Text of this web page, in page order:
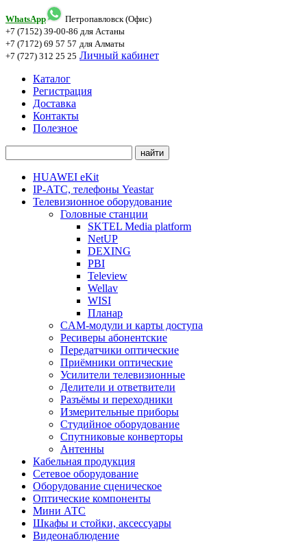
WhatsApp
Петропавловск (Офис)
+7 (7152) 39-00-86 для Астаны
+7 (7172) 69 57 57 для Алматы
+7 (727) 312 25 25 Личный кабинет
Каталог
Регистрация
Доставка
Контакты
Полезное
HUAWEI eKit
IP-АТС, телефоны Yeastar
Телевизионное оборудование
Головные станции
SKTEL Media platform
NetUP
DEXING
PBI
Teleview
Wellav
WISI
Планар
CAM-модули и карты доступа
Ресиверы абонентские
Передатчики оптические
Приёмники оптические
Усилители телевизионные
Делители и ответвители
Разъёмы и переходники
Измерительные приборы
Студийное оборудование
Спутниковые конверторы
Антенны
Кабельная продукция
Сетевое оборудование
Оборудование сценическое
Оптические компоненты
Мини АТС
Шкафы и стойки, аксессуары
Видеонаблюдение